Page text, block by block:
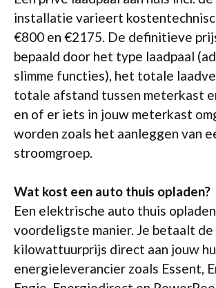
installatie varieert
€800 en €2175. De definitieve
bepaald door het type laadpaal
slimme functies), het totale
totale afstand tussen meterkast
en of er iets in jouw meterkast
worden zoals het aanleggen van
stroomgroep.
Wat kost een auto thuis opladen?
Een elektrische auto thuis
voordeligste manier. Je betaalt de
kilowattuurprijs direct aan jouw
energieleverancier zoals Essent,